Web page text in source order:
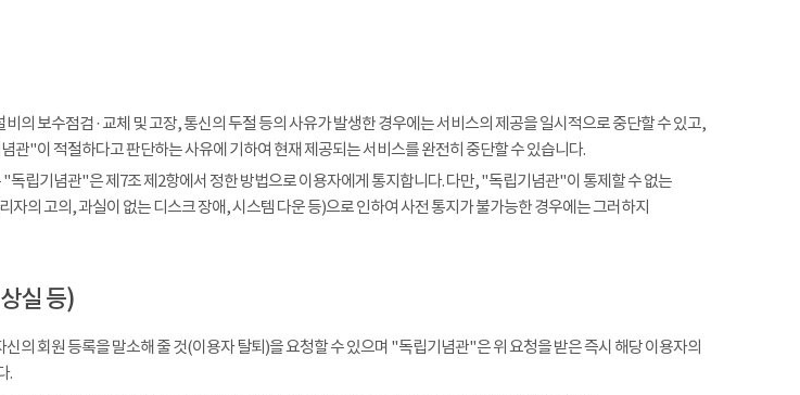
의 보수점검 · 교체 및 고장, 통신의 두절 등의 사유가 발생한 경우에는 서비스의 제공을 일시적으로 중단할 수 있고,
관"이 적절하다고 판단하는 사유에 기하여 현재 제공되는 서비스를 완전히 중단할 수 있습니다.
독립기념관"은 제7조 제2항에서 정한 방법으로 이용자에게 통지합니다. 다만, "독립기념관"이 통제할 수 없는
자의 고의, 과실이 없는 디스크 장애, 시스템 다운 등)으로 인하여 사전 통지가 불가능한 경우에는 그러하지
실 등)
의 회원 등록을 말소해 줄 것(이용자 탈퇴)을 요청할 수 있으며 "독립기념관"은 위 요청을 받은 즉시 해당 이용자의
.